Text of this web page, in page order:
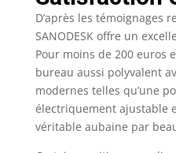
D’après les témoignages
SANODESK offre un
Pour moins de 200 euros
bureau aussi polyvalent
modernes telles qu’une
électriquement ajustable
véritable aubaine par